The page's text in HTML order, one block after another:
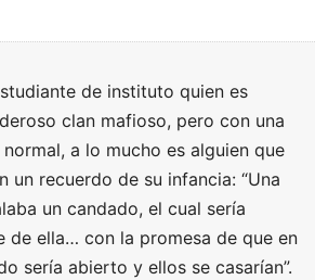
de instituto quien es
clan mafioso, pero con una
a lo mucho es alguien que
un recuerdo de su infancia: “Una
un candado, el cual sería
de ella… con la promesa de que en
sería abierto y ellos se casarían”.